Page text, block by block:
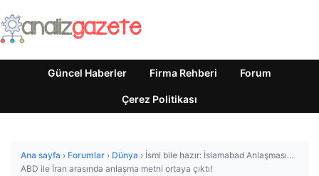
Güncel Haberler Firma Rehberi Forum
Çerez Politikası
Ana sayfa › Forumlar › Dünya › İsmi bile hazır: İslamabad Anlaşması…
ABD ile İran arasında anlaşma metni ortaya çıktı!